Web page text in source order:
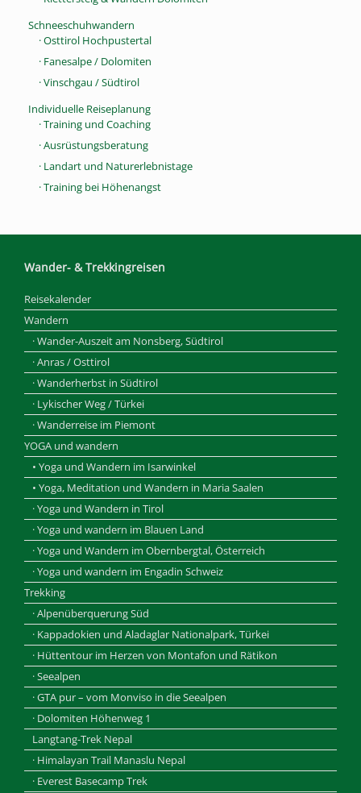
Schneeschuhwandern
· Osttirol Hochpustertal
· Fanesalpe / Dolomiten
· Vinschgau / Südtirol
Individuelle Reiseplanung
· Training und Coaching
· Ausrüstungsberatung
· Landart und Naturerlebnistage
· Training bei Höhenangst
Wander- & Trekkingreisen
Reisekalender
Wandern
· Wander-Auszeit am Nonsberg, Südtirol
· Anras / Osttirol
· Wanderherbst in Südtirol
· Lykischer Weg / Türkei
· Wanderreise im Piemont
YOGA und wandern
• Yoga und Wandern im Isarwinkel
• Yoga, Meditation und Wandern in Maria Saalen
· Yoga und Wandern in Tirol
· Yoga und wandern im Blauen Land
· Yoga und Wandern im Obernbergtal, Österreich
· Yoga und wandern im Engadin Schweiz
Trekking
· Alpenüberquerung Süd
· Kappadokien und Aladaglar Nationalpark, Türkei
· Hüttentour im Herzen von Montafon und Rätikon
· Seealpen
· GTA pur – vom Monviso in die Seealpen
· Dolomiten Höhenweg 1
Langtang-Trek Nepal
· Himalayan Trail Manaslu Nepal
· Everest Basecamp Trek